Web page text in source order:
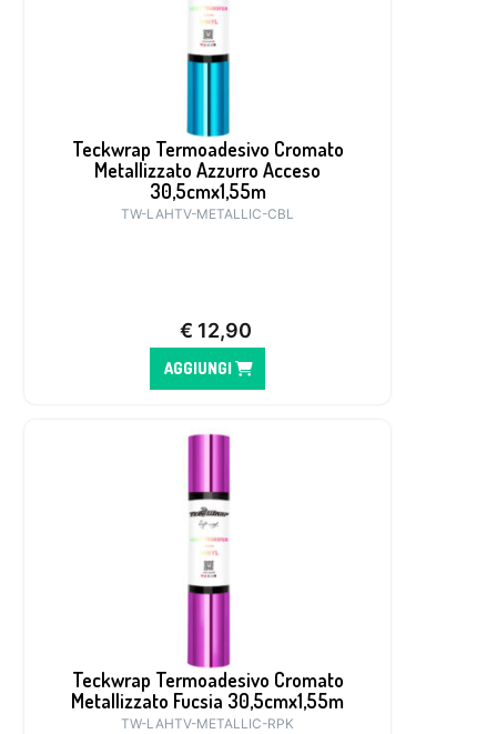
Teckwrap Termoadesivo Cromato
Metallizzato Azzurro Acceso
30,5cmx1,55m
TW-LAHTV-METALLIC-CBL
€ 12,90
AGGIUNGI
Teckwrap Termoadesivo Cromato
Metallizzato Fucsia 30,5cmx1,55m
TW-LAHTV-METALLIC-RPK